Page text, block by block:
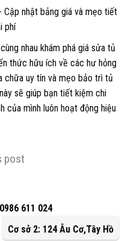
nhau khám phá giá sửa tủ
thức hữu ích về các hư hỏng
chữa uy tín và mẹo bảo trì tủ
sẽ giúp bạn tiết kiệm chi
của mình luôn hoạt động hiệu
post
611 024
Cơ sở 2: 124 Âu Cơ,Tây Hồ